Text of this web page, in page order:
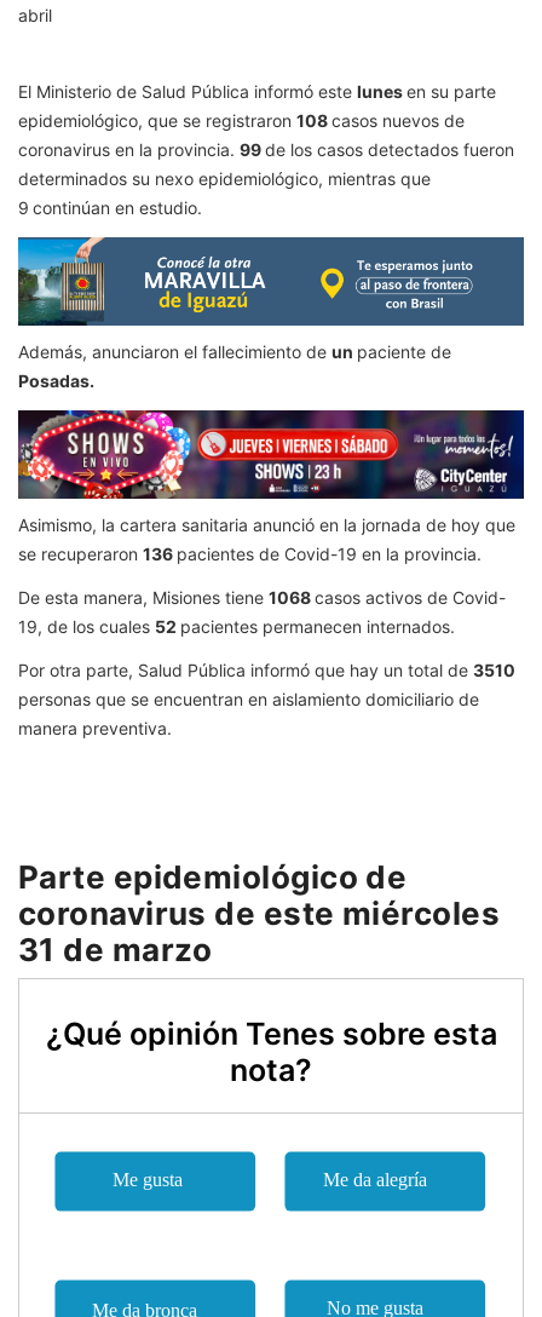
El Ministerio de Salud Pública informó este lunesen su parte
epidemiológico, que se registraron 108casos nuevos de
coronavirus en la provincia. 99de los casos detectados fueron
determinados su nexo epidemiológico, mientras que
9 continúan en estudio.
Además, anunciaron el fallecimiento de un paciente de
Posadas.
Asimismo, la cartera sanitaria anunció en la jornada de hoy que
se recuperaron 136 pacientes de Covid-19 en la provincia.
De esta manera, Misiones tiene 1068casos activos de Covid-
19, de los cuales 52 pacientes permanecen internados.
Por otra parte, Salud Pública informó que hay un total de 3510
personas que se encuentran en aislamiento domiciliario de
manera preventiva.
Parte epidemiológico de
coronavirus de este miércoles
31 de marzo
¿Qué opinión Tenes sobre esta
nota?